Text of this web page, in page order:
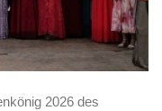
2026 des